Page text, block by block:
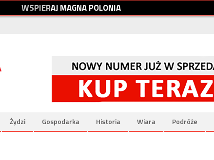
WSPIERAJMAGNAPOLONIA
Żydzi Gospodarka Historia Wiara Podróże